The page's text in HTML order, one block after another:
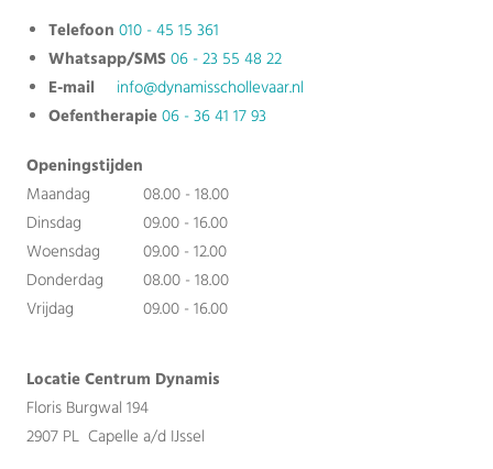
Telefoon 010 - 45 15 361
Whatsapp/SMS06 - 23 55 48 22
E-mail info@dynamisschollevaar.nl
Oefentherapie06 - 36 41 17 93
Openingstijden
Maandag
08.00 - 18.00
Dinsdag
09.00 - 16.00
Woensdag
09.00 - 12.00
Donderdag
08.00 - 18.00
Vrijdag
09.00 - 16.00
Locatie Centrum Dynamis
Floris Burgwal 194
2907 PL Capelle a/d IJssel